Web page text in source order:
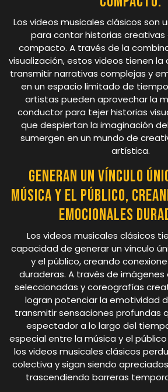
Los videos musicales clásicos son
para contar historias
compacto. A través de la
visualización, estos videos tienen
transmitir narrativas complejas y
en un espacio limitado de
artistas pueden aprovechar la
conductor para tejer historias
que despiertan la imaginación
sumergen en un mundo de
artística.
Generan un vínculo
música y el público,
emocionales
Los videos musicales clásicos
capacidad de generar un vínculo
y el público, creando
duraderas. A través de
seleccionadas y coreografías
logran potenciar la emotividad
transmitir sensaciones profundas
espectador a lo largo del
especial entre la música y el
los videos musicales clásicos
colectiva y sigan siendo
trascendiendo barreras